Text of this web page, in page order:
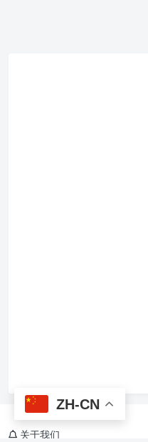
关于我们
ZH-CN